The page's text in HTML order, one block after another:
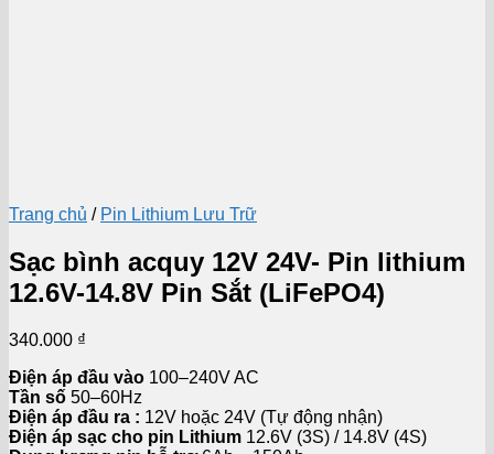
Trang chủ / Pin Lithium Lưu Trữ
Sạc bình acquy 12V 24V- Pin lithium
12.6V-14.8V Pin Sắt (LiFePO4)
340.000 ₫
Điện áp đầu vào 100–240V AC
Tần số 50–60Hz
Điện áp đầu ra : 12V hoặc 24V (Tự động nhận)
Điện áp sạc cho pin Lithium 12.6V (3S) / 14.8V (4S)